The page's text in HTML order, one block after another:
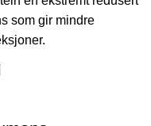
som gir mindre